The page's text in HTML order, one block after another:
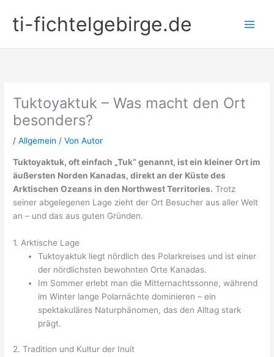
Inhalt
springenti-fichtelgebirge.de
Tuktoyaktuk – Was macht den Ort
besonders?
/Allgemein / VonAutor
Tuktoyaktuk, oft einfach „Tuk“ genannt, ist ein kleiner Ort im
äußersten Norden Kanadas, direkt an der Küste des
Arktischen Ozeans in den Northwest Territories. Trotz
seiner abgelegenen Lage zieht der Ort Besucher aus aller Welt
an – und das aus guten Gründen.
1. Arktische Lage
Tuktoyaktuk liegt nördlich des Polarkreises und ist einer
der nördlichsten bewohnten Orte Kanadas.
Im Sommer erlebt man die Mitternachtssonne, während
im Winter lange Polarnächte dominieren – ein
spektakuläres Naturphänomen, das den Alltag stark
prägt.
2. Tradition und Kultur der Inuit